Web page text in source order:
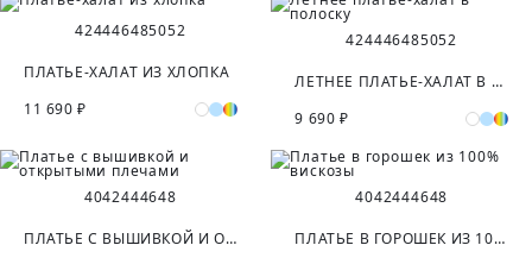
424446485052
ПЛАТЬЕ-ХАЛАТ ИЗ ХЛОПКА
11 690 ₽
424446485052
ЛЕТНЕЕ ПЛАТЬЕ-ХАЛАТ В ПОЛОСКУ
9 690 ₽
4042444648
ПЛАТЬЕ С ВЫШИВКОЙ И ОТКРЫТЫМИ ПЛЕЧАМИ
4042444648
ПЛАТЬЕ В ГОРОШЕК ИЗ 100% ВИСКОЗЫ